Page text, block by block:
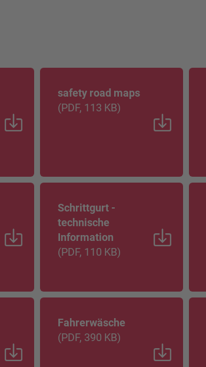
safety road maps
(PDF, 113 KB)
Schrittgurt -
technische
Information
(PDF, 110 KB)
Fahrerwäsche
(PDF, 390 KB)